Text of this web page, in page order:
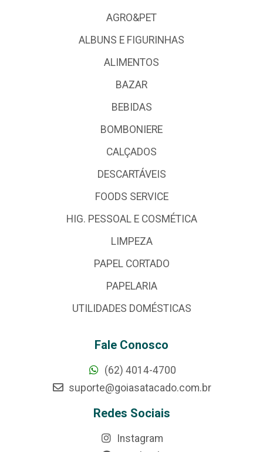
AGRO&PET
ALBUNS E FIGURINHAS
ALIMENTOS
BAZAR
BEBIDAS
BOMBONIERE
CALÇADOS
DESCARTÁVEIS
FOODS SERVICE
HIG. PESSOAL E COSMÉTICA
LIMPEZA
PAPEL CORTADO
PAPELARIA
UTILIDADES DOMÉSTICAS
Fale Conosco
(62) 4014-4700
suporte@goiasatacado.com.br
Redes Sociais
Instagram